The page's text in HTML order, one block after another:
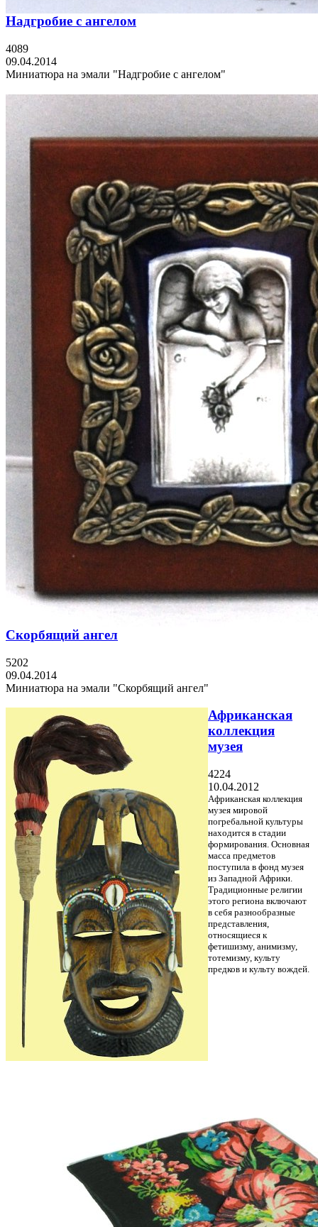
Надгробие с ангелом
4089
09.04.2014
Миниатюра на эмали "Надгробие с ангелом"
Скорбящий ангел
5202
09.04.2014
Миниатюра на эмали "Скорбящий ангел"
Африканская
коллекция
музея
4224
10.04.2012
Африканская коллекция
музея мировой
погребальной культуры
находится в стадии
формирования. Основная
масса предметов
поступила в фонд музея
из Западной Африки.
Традиционные религии
этого региона включают
в себя разнообразные
представления,
относящиеся к
фетишизму, анимизму,
тотемизму, культу
предков и культу вождей.